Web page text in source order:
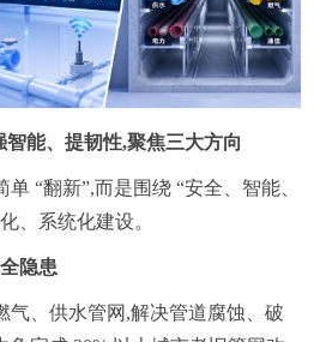
能、提韧性,聚焦三大方向
“翻新”,而是围绕 “安全、智能、
、系统化建设。
隐患
气、供水管网,解决管道腐蚀、破